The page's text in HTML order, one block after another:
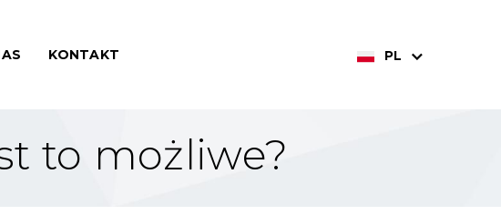
KONTAKT PL
to możliwe?